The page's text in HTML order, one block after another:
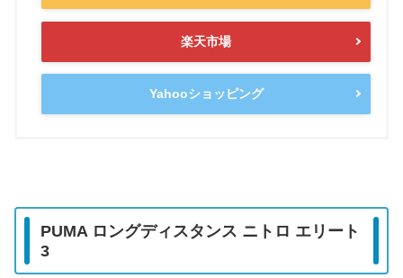
楽天市場
Yahooショッピング
PUMA ロングディスタンス ニトロ エリート
3